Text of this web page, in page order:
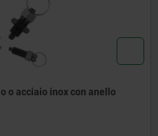
o acciaio inox con anello